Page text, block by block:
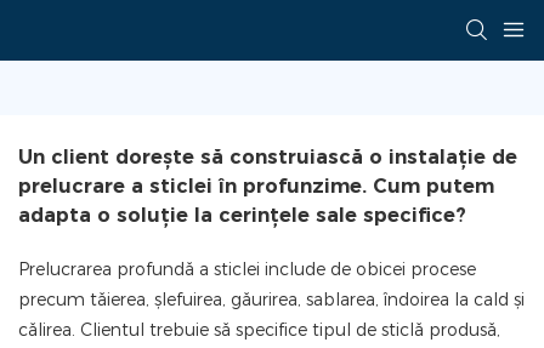
Un client dorește să construiască o instalație de
prelucrare a sticlei în profunzime. Cum putem
adapta o soluție la cerințele sale specifice?
Prelucrarea profundă a sticlei include de obicei procese
precum tăierea, șlefuirea, găurirea, sablarea, îndoirea la cald și
călirea. Clientul trebuie să specifice tipul de sticlă produsă,